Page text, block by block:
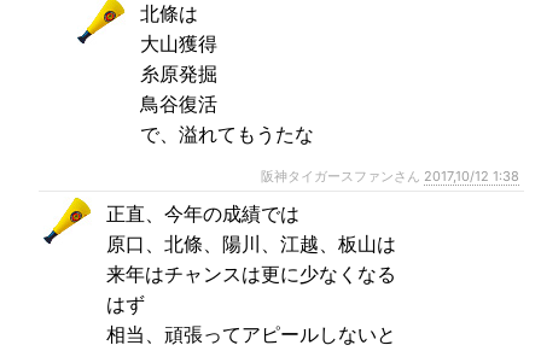
北條は
大山獲得
糸原発掘
鳥谷復活
で、溢れてもうたな
阪神タイガースファンさん 2017,10/12 1:38
正直、今年の成績では
原口、北條、陽川、江越、板山は
来年はチャンスは更に少なくなる
はず
相当、頑張ってアピールしないと